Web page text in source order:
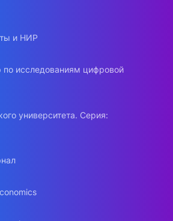
и НИР
исследованиям цифровой
университета. Серия: